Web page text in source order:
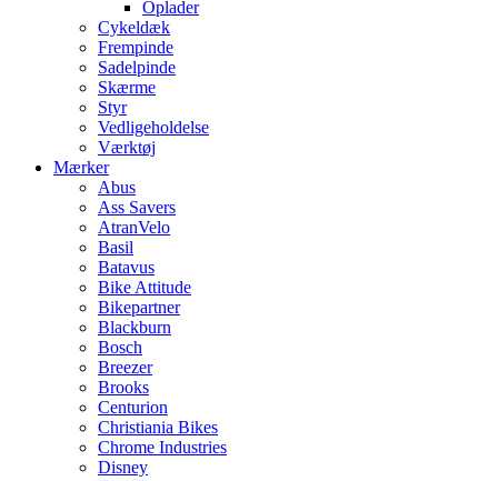
Oplader
Cykeldæk
Frempinde
Sadelpinde
Skærme
Styr
Vedligeholdelse
Værktøj
Mærker
Abus
Ass Savers
AtranVelo
Basil
Batavus
Bike Attitude
Bikepartner
Blackburn
Bosch
Breezer
Brooks
Centurion
Christiania Bikes
Chrome Industries
Disney